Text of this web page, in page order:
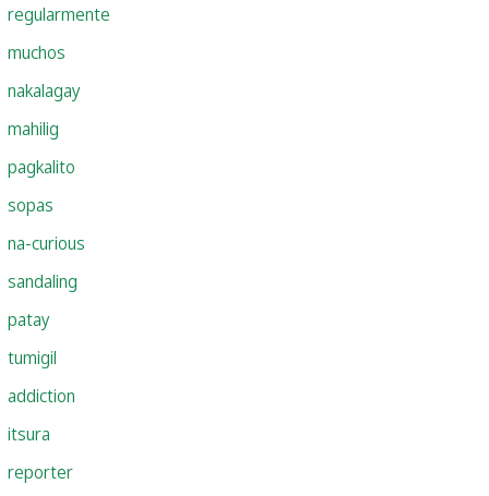
regularmente
muchos
nakalagay
mahilig
pagkalito
sopas
na-curious
sandaling
patay
tumigil
addiction
itsura
reporter